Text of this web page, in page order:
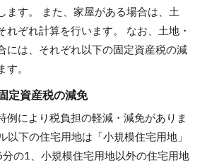
ます。 また、家屋がある場合は、土
れぞれ計算を行います。 なお、土地・
には、それぞれ以下の固定資産税の減
す。
定資産税の減免
例により税負担の軽減・減免がありま
以下の住宅用地は「小規模住宅用地」
の1、小規模住宅用地以外の住宅用地